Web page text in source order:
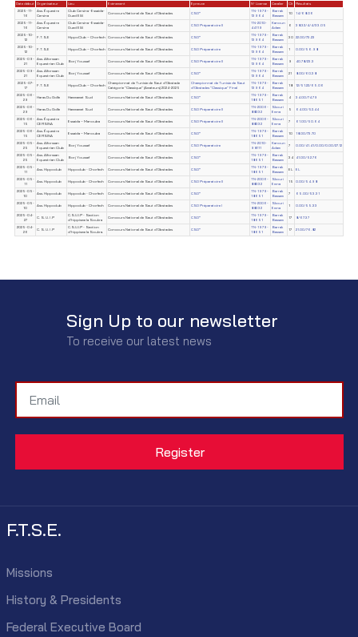
Date début Organisateur Lieu Evènement Epreuve N° License Cavalier Clt
Résultats
2025-11-
16
Ass. Équestre
Cersina
Club Cersina -Essaida-
Oued Ellil
Concours National de Saut d'Obstacles CSO*
TN-1979-
13964
Barrak
Bassem
10 14/68.06
2025-11-
16
Ass. Équestre
Cersina
Club Cersina -Essaida-
Oued Ellil
Concours National de Saut d'Obstacles CSO Préparatoire II
TN-2010-
44119
Kanoun
Adam
6 38.32/4/4/33.05
2025-10-
12
F.T.S.E HippoClub – Chorfech Concours National de Saut d'Obstacles CSO*
TN-1979-
13964
Barrak
Bassem
30 22.00/73.23
2025-10-
12
F.T.S.E HippoClub – Chorfech Concours National de Saut d'Obstacles CSO Préparatoire
TN-1979-
13964
Barrak
Bassem
1 0.00/56.98
2025-09-
21
Ass. Alforssan
Equestrian Club
Borj Youssef Concours National de Saut d'Obstacles CSO Préparatoire II
TN-1979-
13964
Barrak
Bassem
9 40.78/23.3
2025-09-
21
Ass. Alforssan
Equestrian Club
Borj Youssef Concours National de Saut d'Obstacles CSO*
TN-1979-
13964
Barrak
Bassem
21 8.00/60.38
2025-07-
17
F.T.S.E HippoClub – Chorfech
Championnat de Tunisie de Saut d'Obstacle
Catégorie "Classique" (Amateurs) 2024-2025
Championnat de Tunisie de Saut
d'Obstacles "Classique" Final
TN-1979-
13964
Barrak
Bassem
18 12/51.22/65.06
2025-06-
29
Haras Du Golfe Hammamet Sud Concours National de Saut d'Obstacles CSO*
TN-1979-
18651
Barrak
Bassem
4 34.00/74.79
2025-06-
29
Haras Du Golfe Hammamet Sud Concours National de Saut d'Obstacles CSO Préparatoire II
TN-2006-
88332
Skouri
Emna
5 64.00/52.44
2025-06-
15
Ass. Équestre
CERSINA
Essaida – Manouba Concours National de Saut d'Obstacles CSO Préparatoire II
TN-2006-
88332
Skouri
Emna
7 61.00/50.64
2025-06-
15
Ass. Équestre
CERSINA
Essaida – Manouba Concours National de Saut d'Obstacles CSO*
TN-1979-
18651
Barrak
Bassem
10 18.00/73.70
2025-05-
25
Ass. Alforssan
Equestrian Club
Borj Youssef Concours National de Saut d'Obstacles CSO Préparatoire
TN-2010-
98111
Kanoun
Adam
7 0.00/41.41/0.00/0.00/27.12
2025-05-
25
Ass. Alforssan
Equestrian Club
Borj Youssef Concours National de Saut d'Obstacles CSO*
TN-1979-
18651
Barrak
Bassem
34 41.00/52.76
2025-05-
11
Ass. Hippoclub Hippoclub - Chorfech Concours National de Saut d'Obstacles CSO*
TN-1979-
18651
Barrak
Bassem
EL EL
2025-05-
11
Ass. Hippoclub Hippoclub - Chorfech Concours National de Saut d'Obstacles CSO Préparatoire II
TN-2006-
88332
Skouri
Emna
15 0.00/54.98
2025-05-
10
Ass. Hippoclub Hippoclub - Chorfech Concours National de Saut d'Obstacles CSO*
TN-1979-
18651
Barrak
Bassem
7 65.00/53.31
2025-05-
10
Ass. Hippoclub Hippoclub - Chorfech Concours National de Saut d'Obstacles CSO Préparatoire I
TN-2006-
88332
Skouri
Emna
1 0.00/55.33
2025-04-
27
C. S. U. I .P
C.S.U.I.P - Section
d'hippisme la Soukra
Concours National de Saut d'Obstacles CSO*
TN-1979-
18651
Barrak
Bassem
17 8/67.37
2025-04-
26
C. S. U. I .P
C.S.U.I.P - Section
d'hippisme la Soukra.
Concours National de Saut d'Obstacles CSO*
TN-1979-
18651
Barrak
Bassem
17 21.00/76.82
Sign Up to our newsletter
To receive our latest news
F.T.S.E.
Missions
History & Presidents
Federal Executive Board